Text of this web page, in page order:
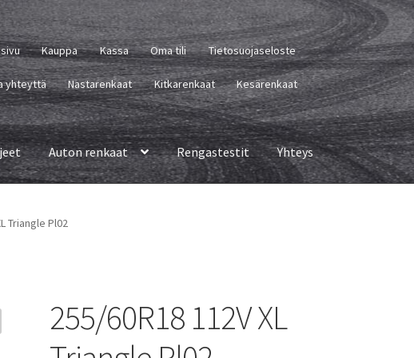
Kauppa Kassa Oma tili Tietosuojaseloste
yhteyttä Nastarenkaat Kitkarenkaat Kesärenkaat
Auton renkaat Rengastestit Yhteys
Triangle Pl02
255/60R18 112V XL